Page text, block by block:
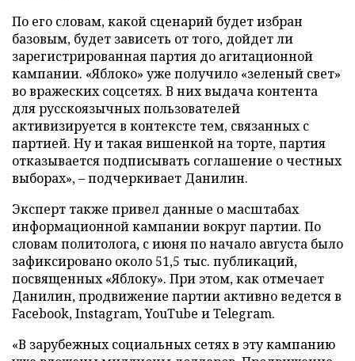
По его словам, какой сценарий будет избран
базовым, будет зависеть от того, дойдет ли
зарегистрированная партия до агитационной
кампании. «Яблоко» уже получило «зеленый свет»
во вражеских соцсетях. В них выдача контента
для русскоязычных пользователей
активизируется в контексте тем, связанных с
партией. Ну и такая вишенкой на торте, партия
отказывается подписывать соглашение о честных
выборах», – подчеркивает Данилин.
Эксперт также привел данные о масштабах
информационной кампании вокруг партии. По
словам политолога, с июня по начало августа было
зафиксировано около 51,5 тыс. публикаций,
посвященных «Яблоку». При этом, как отмечает
Данилин, продвижение партии активно ведется в
Facebook, Instagram, YouTube и Telegram.
«В зарубежных социальных сетях в эту кампанию